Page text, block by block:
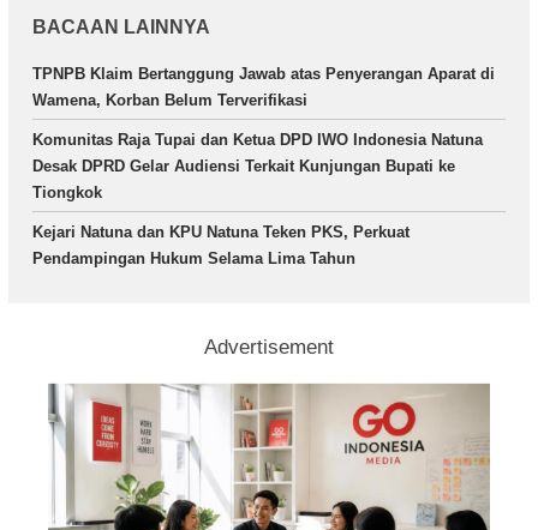
BACAAN LAINNYA
TPNPB Klaim Bertanggung Jawab atas Penyerangan Aparat di
Wamena, Korban Belum Terverifikasi
Komunitas Raja Tupai dan Ketua DPD IWO Indonesia Natuna
Desak DPRD Gelar Audiensi Terkait Kunjungan Bupati ke
Tiongkok
Kejari Natuna dan KPU Natuna Teken PKS, Perkuat
Pendampingan Hukum Selama Lima Tahun
Advertisement